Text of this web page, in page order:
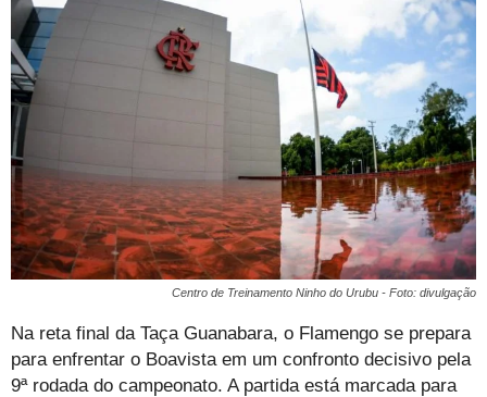
Centro de Treinamento Ninho do Urubu - Foto: divulgação
Na reta final da Taça Guanabara, o Flamengo se prepara
para enfrentar o Boavista em um confronto decisivo pela
9ª rodada do campeonato. A partida está marcada para